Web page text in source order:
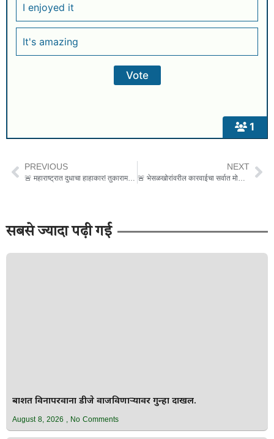
1
I enjoyed it
It's amazing
PREVIOUS
🚨 महाराष्ट्रात दुधाचा हाहाकार! तुकाराम मुंढेंच्या धडक कारवाईने भेसळखोरांचे धाबे दणाणले; हजारो डेअऱ्यांना टाळे, शेतकऱ्यांना मोठा दिलासा – ग्राहक मात्र अडचणीत भाग १
NEXT
🚨 भेसळखोरांवरील कारवाईचा सर्वात मोठा लाभ शेतकऱ्यांना! म्हशीच्या दुधाला विक्रमी भाव; ‘तुटवडा की उघड झालेली भेसळ?’ या प्रश्नाची राज्यभर चर्चा भाग 3
सबसे ज्यादा पढ़ी गई
बार्शीत विनापरवाना डीजे वाजविणाऱ्यावर गुन्हा दाखल.
August 8, 2026 No Comments